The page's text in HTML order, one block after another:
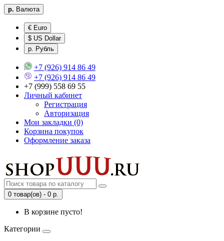
р. Валюта
€ Euro
$ US Dollar
р. Рубль
+7 (926) 914 86 49
+7 (926) 914 86 49
+7 (999) 558 69 55
Личный кабинет
Регистрация
Авторизация
Мои закладки (0)
Корзина покупок
Оформление заказа
0 товар(ов) - 0 р.
В корзине пусто!
Категории